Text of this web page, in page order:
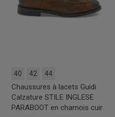
40 42 44
Chaussures à lacets Guidi
Calzature STILE INGLESE
PARABOOT en chamois cuir